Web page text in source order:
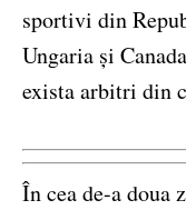
sportivi din
Ungaria și
exista arbitri din
În cea de-a doua